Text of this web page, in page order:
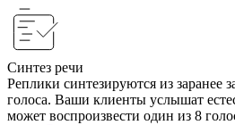
Синтез речи
Реплики синтезируются из заранее
голоса. Ваши клиенты услышат
может воспроизвести один из 8